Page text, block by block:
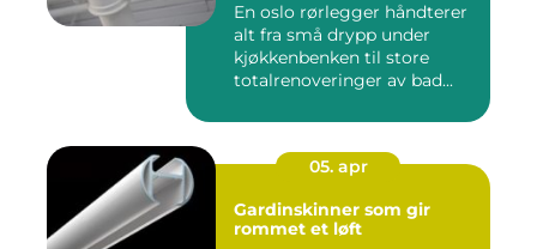
En oslo rørlegger håndterer
alt fra små drypp under
kjøkkenbenken til store
totalrenoveringer av bad...
05. apr
Gardinskinner som gir
rommet et løft